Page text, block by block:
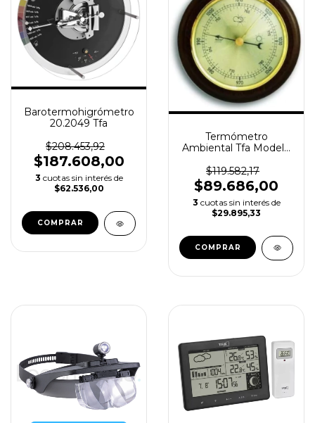
Barotermohigrómetro
20.2049 Tfa
$208.453,92
$187.608,00
3 cuotas sin interés de
$62.536,00
Termómetro
Ambiental Tfa Modelo
$119.582,17
$89.686,00
3 cuotas sin interés de
$29.895,33